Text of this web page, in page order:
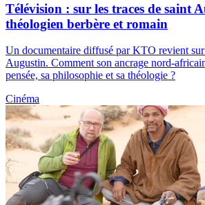
Télévision : sur les traces de saint
théologien berbère et romain
Un documentaire diffusé par KTO revient
Augustin. Comment son ancrage nord-
pensée, sa philosophie et sa théologie ?
Cinéma